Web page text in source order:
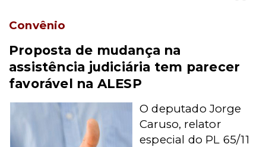
Convênio
Proposta de mudança na
assistência judiciária tem parecer
favorável na ALESP
O deputado Jorge
Caruso, relator
especial do PL 65/11